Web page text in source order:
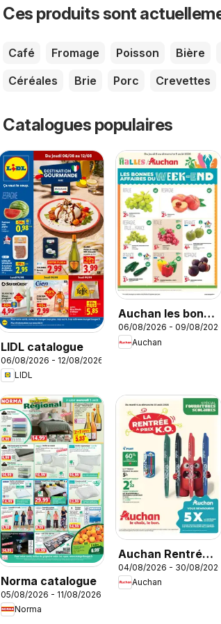
Ces produits sont
Café Fromage Poisson Bière
Céréales
Brie Porc Crevettes
Catalogues populaires
LIDL catalogue
06/08/2026 - 12/08/2026
LIDL
Auchan les bons
plans du week-
end dans votre
06/08/2026 - 09/08/2026
Auchan
Norma catalogue
05/08/2026 - 11/08/2026
Norma
Auchan Rentrée
scolaire hypers
04/08/2026 - 30/08/2026
Auchan